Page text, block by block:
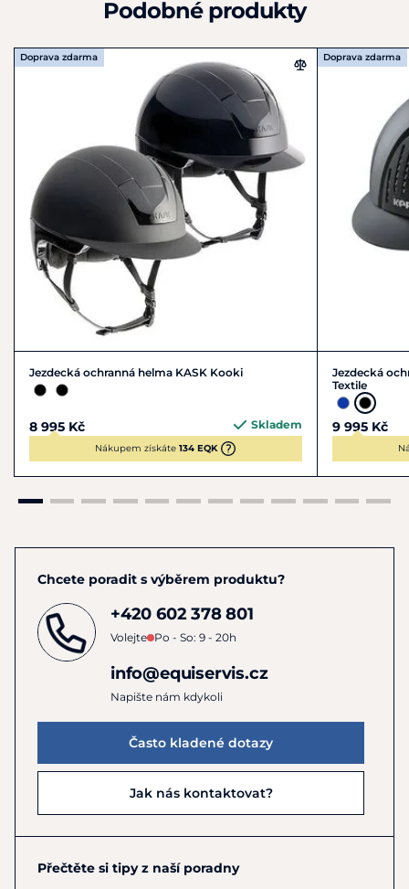
Podobné produkty
Doprava zdarma
Jezdecká ochranná helma KASK Kooki
8 995 Kč Skladem
Nákupem získáte134 EQK
Doprava zdarma
Jezdecká
Textile
9 995 Kč
Chcete poradit s výběrem produktu?
+420 602 378 801
Volejte Po - So: 9 - 20h
info@equiservis.cz
Napište nám kdykoli
Často kladené dotazy
Jak nás kontaktovat?
Přečtěte si tipy z naší poradny